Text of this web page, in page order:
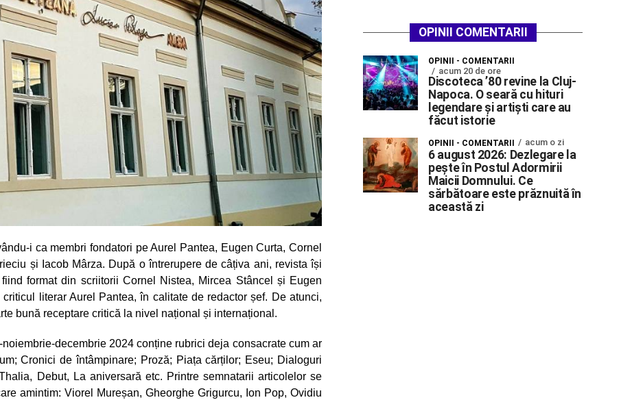
i ca membri fondatori pe Aurel Pantea, Eugen Curta, Cornel
și Iacob Mârza. După o întrerupere de câțiva ani, revista își
format din scriitorii Cornel Nistea, Mircea Stâncel și Eugen
literar Aurel Pantea, în calitate de redactor șef. De atunci,
bună receptare critică la nivel național și internațional.
decembrie 2024 conține rubrici deja consacrate cum ar
Cronici de întâmpinare; Proză; Piața cărților; Eseu; Dialoguri
Debut, La aniversară etc. Printre semnatarii articolelor se
amintim: Viorel Mureșan, Gheorghe Grigurcu, Ion Pop, Ovidiu
OPINII COMENTARII
OPINII - COMENTARII
acum 20 de ore
Discoteca ’80 revine la Cluj-
Napoca. O seară cu hituri
legendare și artiști care au
făcut istorie
OPINII - COMENTARII acum o zi
6 august 2026: Dezlegare la
pește în Postul Adormirii
Maicii Domnului. Ce
sărbătoare este prăznuită în
această zi